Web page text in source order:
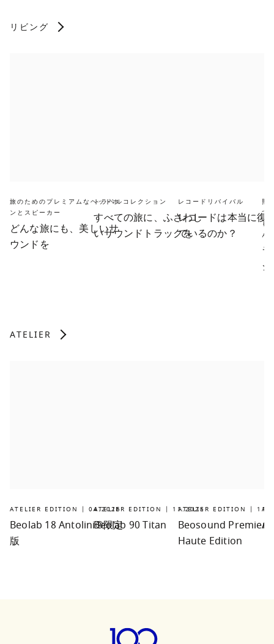
リビング
旅のためのプレミアムなヘッドホ
ンとスピーカー
どんな旅にも、美しいサ
ウンドを
トラベルコレクション
すべての旅に、ふさわし
いサウンドトラックを
レコードリバイバル
レコードは本当に復
ているのか？
照
て
も
ん
ATELIER
ATELIER EDITION | 04.2026
Beolab 18 Antolini®限定
版
ATELIER EDITION | 11.2025
Beolab 90 Titan
ATELIER EDITION |
Beosound Premiere
Haute Edition